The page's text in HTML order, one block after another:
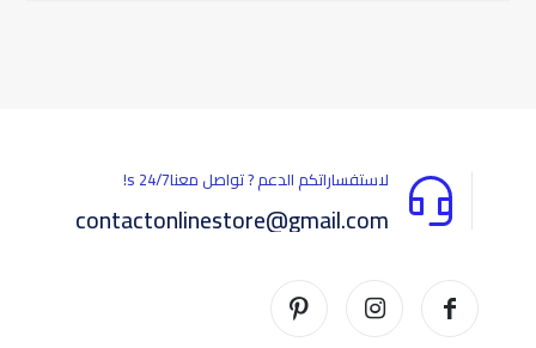
لاستفساراتكم الدعم ? تواصل معناs 24/7!
contactonlinestore@gmail.com